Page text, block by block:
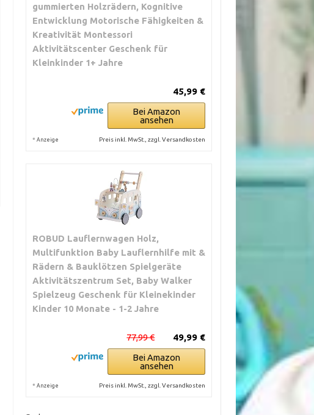
gummierten Holzrädern, Kognitive
Entwicklung Motorische Fähigkeiten &
Kreativität Montessori
Aktivitätscenter Geschenk für
Kleinkinder 1+ Jahre
45,99 €
Bei Amazon
ansehen
* Anzeige Preis inkl. MwSt., zzgl. Versandkosten
ROBUD Lauflernwagen Holz,
Multifunktion Baby Lauflernhilfe mit &
Rädern & Bauklötzen Spielgeräte
Aktivitätszentrum Set, Baby Walker
Spielzeug Geschenk für Kleinekinder
Kinder 10 Monate - 1-2 Jahre
49,99 €
77,99 €
Bei Amazon
ansehen
* Anzeige Preis inkl. MwSt., zzgl. Versandkosten